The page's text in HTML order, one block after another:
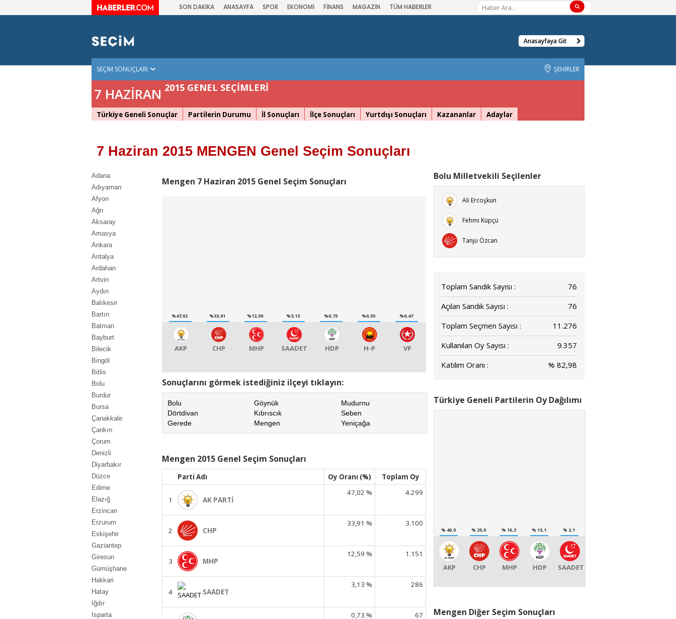
SON DAKİKA ANASAYFA SPOR EKONOMİ FİNANS MAGAZİN TÜM HABERLER
Anasayfaya Git
SEÇİM SONUÇLARI ŞEHİRLER
7 HAZİRAN 2015 GENEL SEÇİMLERİ
Türkiye Geneli Sonuçlar Partilerin Durumu İl Sonuçları İlçe Sonuçları Yurtdışı Sonuçları Kazananlar Adaylar
7 Haziran 2015 MENGEN Genel Seçim Sonuçları
Adana
Adıyaman
Afyon
Ağrı
Aksaray
Amasya
Ankara
Antalya
Ardahan
Artvin
Aydın
Balıkesir
Bartın
Batman
Bayburt
Bilecik
Bingöl
Bitlis
Bolu
Burdur
Bursa
Çanakkale
Çankırı
Çorum
Denizli
Diyarbakır
Düzce
Edirne
Elazığ
Erzincan
Erzurum
Eskişehir
Gaziantep
Giresun
Gümüşhane
Hakkari
Hatay
Iğdır
Isparta
Mengen 7 Haziran 2015 Genel Seçim Sonuçları
%47,02
AKP
%33,91
CHP
%12,59
MHP
%3,13
SAADET
%0,73
HDP
%0,55
H-P
%0,47
VP
Sonuçlarını görmek istediğiniz ilçeyi tıklayın:
Bolu
Dörtdivan
Gerede
Göynük
Kıbrıscık
Mengen
Mudurnu
Seben
Yeniçağa
Mengen 2015 Genel Seçim Sonuçları
Parti Adı Oy Oranı (%) Toplam Oy
1 AK PARTİ
47,02 % 4.299
2 CHP
33,91 % 3.100
3 MHP
12,59 % 1.151
4 SAADET
3,13 % 286
0,73 % 67
Bolu Milletvekili Seçilenler
Ali Ercoşkun
Fehmi Küpçü
Tanju Özcan
Toplam Sandık Sayısı :
76
Açılan Sandık Sayısı :
76
Toplam Seçmen Sayısı :
11.276
Kullanılan Oy Sayısı :
9.357
Katılım Oranı :
% 82,98
Türkiye Geneli Partilerin Oy Dağılımı
% 40,9
AKP
% 25,0
CHP
% 16,3
MHP
% 13,1
HDP
% 2,1
SAADET
Mengen Diğer Seçim Sonuçları